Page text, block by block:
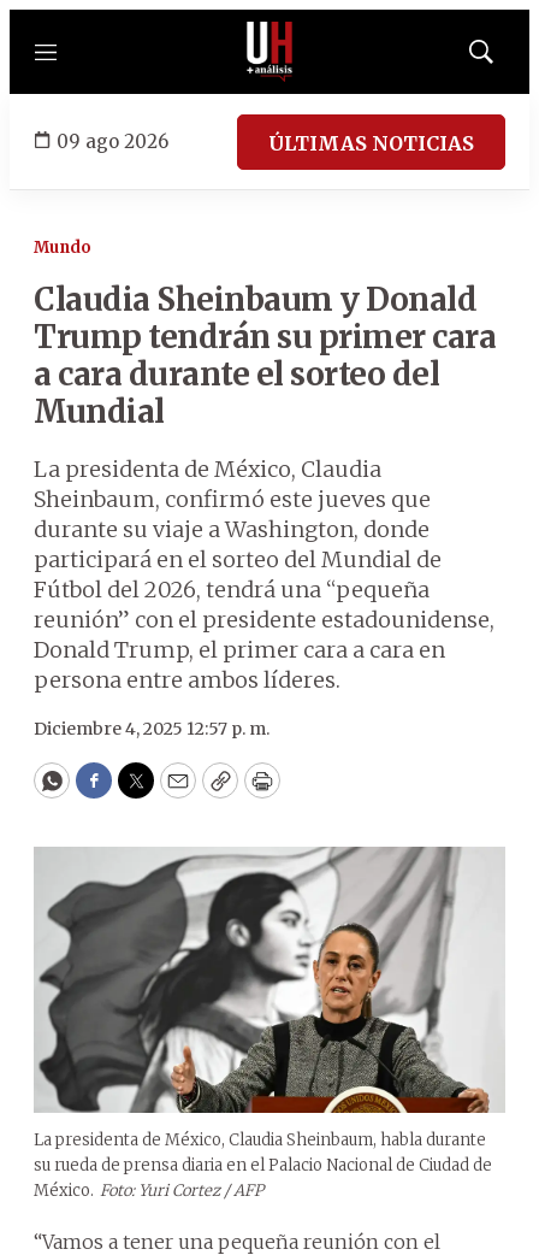
Menú
Mostrar
09 ago 2026 ÚLTIMAS NOTICIAS
Mundo
Claudia Sheinbaum y Donald
Trump tendrán su primer cara
a cara durante el sorteo del
Mundial
La presidenta de México, Claudia
Sheinbaum, confirmó este jueves que
durante su viaje a Washington, donde
participará en el sorteo del Mundial de
Fútbol del 2026, tendrá una “pequeña
reunión” con el presidente estadounidense,
Donald Trump, el primer cara a cara en
persona entre ambos líderes.
Diciembre 4, 2025 12:57 p. m.
WhatsApp
Facebook
Twitter
EmailCopyPrint
La presidenta de México, Claudia Sheinbaum, habla durante
su rueda de prensa diaria en el Palacio Nacional de Ciudad de
México. Foto: Yuri Cortez / AFP
“Vamos a tener una pequeña reunión con el